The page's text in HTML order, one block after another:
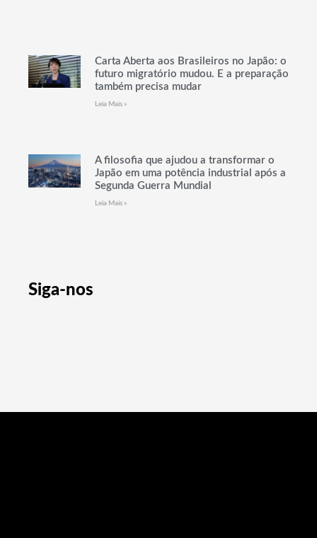
Carta Aberta aos Brasileiros no Japão: o
futuro migratório mudou. E a preparação
também precisa mudar
Leia Mais »
A filosofia que ajudou a transformar o
Japão em uma potência industrial após a
Segunda Guerra Mundial
Leia Mais »
Siga-nos